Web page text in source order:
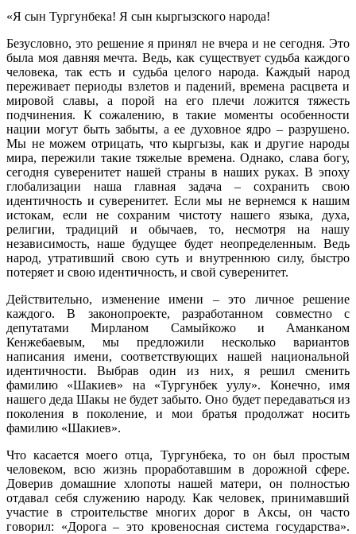
«Я сын Тургунбека! Я сын кыргызского народа!
Безусловно, это решение я принял не вчера и не сегодня. Это
была моя давняя мечта. Ведь, как существует судьба каждого
человека, так есть и судьба целого народа. Каждый народ
переживает периоды взлетов и падений, времена расцвета и
мировой славы, а порой на его плечи ложится тяжесть
подчинения. К сожалению, в такие моменты особенности
нации могут быть забыты, а ее духовное ядро – разрушено.
Мы не можем отрицать, что кыргызы, как и другие народы
мира, пережили такие тяжелые времена. Однако, слава богу,
сегодня суверенитет нашей страны в наших руках. В эпоху
глобализации наша главная задача – сохранить свою
идентичность и суверенитет. Если мы не вернемся к нашим
истокам, если не сохраним чистоту нашего языка, духа,
религии, традиций и обычаев, то, несмотря на нашу
независимость, наше будущее будет неопределенным. Ведь
народ, утративший свою суть и внутреннюю силу, быстро
потеряет и свою идентичность, и свой суверенитет.
Действительно, изменение имени – это личное решение
каждого. В законопроекте, разработанном совместно с
депутатами Мирланом Самыйкожо и Аманканом
Кенжебаевым, мы предложили несколько вариантов
написания имени, соответствующих нашей национальной
идентичности. Выбрав один из них, я решил сменить
фамилию «Шакиев» на «Тургунбек уулу». Конечно, имя
нашего деда Шакы не будет забыто. Оно будет передаваться из
поколения в поколение, и мои братья продолжат носить
фамилию «Шакиев».
Что касается моего отца, Тургунбека, то он был простым
человеком, всю жизнь проработавшим в дорожной сфере.
Доверив домашние хлопоты нашей матери, он полностью
отдавал себя служению народу. Как человек, принимавший
участие в строительстве многих дорог в Аксы, он часто
говорил: «Дорога – это кровеносная система государства».